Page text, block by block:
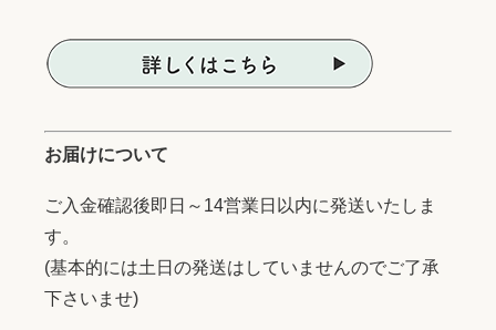
お届けについて
ご入金確認後即日～14営業日以内に発送いたしま
す。
(基本的には土日の発送はしていませんのでご了承
下さいませ)